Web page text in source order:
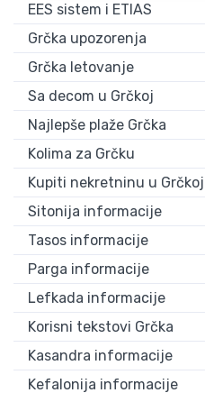
EES sistem i ETIAS
Grčka upozorenja
Grčka letovanje
Sa decom u Grčkoj
Najlepše plaže Grčka
Kolima za Grčku
Kupiti nekretninu u Grčkoj
Sitonija informacije
Tasos informacije
Parga informacije
Lefkada informacije
Korisni tekstovi Grčka
Kasandra informacije
Kefalonija informacije